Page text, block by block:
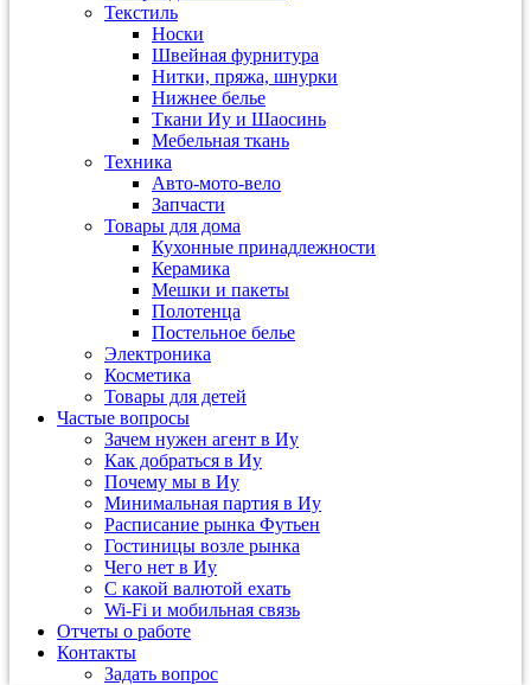
Текстиль
Носки
Швейная фурнитура
Нитки, пряжа, шнурки
Нижнее белье
Ткани Иу и Шаосинь
Мебельная ткань
Техника
Авто-мото-вело
Запчасти
Товары для дома
Кухонные принадлежности
Керамика
Мешки и пакеты
Полотенца
Постельное белье
Электроника
Косметика
Товары для детей
Частые вопросы
Зачем нужен агент в Иу
Как добраться в Иу
Почему мы в Иу
Минимальная партия в Иу
Расписание рынка Футьен
Гостиницы возле рынка
Чего нет в Иу
С какой валютой ехать
Wi-Fi и мобильная связь
Отчеты о работе
Контакты
Задать вопрос